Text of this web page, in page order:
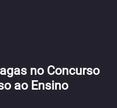
no Concurso
ao Ensino